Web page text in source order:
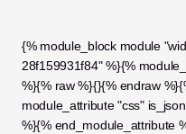
{% module_block module
28f159931f84" %}{%
%}{% raw %}{}{% endraw
module_attribute "css"
%}{% end_module_attribute